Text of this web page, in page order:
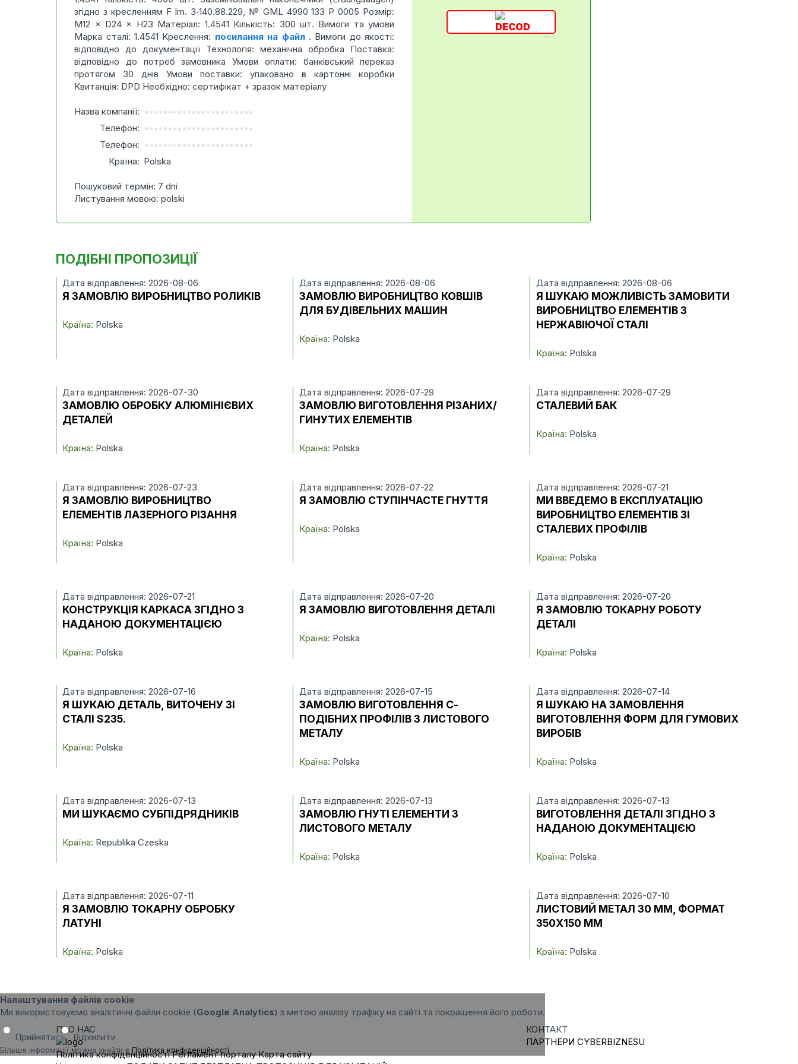
згідно з кресленням F lm. 3‑140.88.229, № GML 4990 133 P 0005 Розмір:
M12 × D24 × H23 Матеріал: 1.4541 Кількість: 300 шт. Вимоги та умови
Марка сталі: 1.4541 Креслення: посилання на файл. Вимоги до якості:
відповідно до документації Технологія: механічна обробка Поставка:
відповідно до потреб замовника Умови оплати: банківський переказ
протягом 30 днів Умови поставки: упаковано в картонні коробки
Квитанція: DPD Необхідно: сертифікат + зразок матеріалу
Назва компанії: ***********************
Телефон: ***********************
Телефон: ***********************
Країна: Polska
Пошуковий термін: 7 dni
Листування мовою: polski
ПОДІБНІ ПРОПОЗИЦІЇ
Дата відправлення: 2026-08-06
Я ЗАМОВЛЮ ВИРОБНИЦТВО РОЛИКІВ
Країна: Polska
Дата відправлення: 2026-08-06
ЗАМОВЛЮ ВИРОБНИЦТВО КОВШІВ
ДЛЯ БУДІВЕЛЬНИХ МАШИН
Країна: Polska
Дата відправлення: 2026-08-06
Я ШУКАЮ МОЖЛИВІСТЬ ЗАМОВИТИ
ВИРОБНИЦТВО ЕЛЕМЕНТІВ З
НЕРЖАВІЮЧОЇ СТАЛІ
Країна: Polska
Дата відправлення: 2026-07-30
ЗАМОВЛЮ ОБРОБКУ АЛЮМІНІЄВИХ
ДЕТАЛЕЙ
Країна: Polska
Дата відправлення: 2026-07-29
ЗАМОВЛЮ ВИГОТОВЛЕННЯ РІЗАНИХ/
ГИНУТИХ ЕЛЕМЕНТІВ
Країна: Polska
Дата відправлення: 2026-07-29
СТАЛЕВИЙ БАК
Країна: Polska
Дата відправлення: 2026-07-23
Я ЗАМОВЛЮ ВИРОБНИЦТВО
ЕЛЕМЕНТІВ ЛАЗЕРНОГО РІЗАННЯ
Країна: Polska
Дата відправлення: 2026-07-22
Я ЗАМОВЛЮ СТУПІНЧАСТЕ ГНУТТЯ
Країна: Polska
Дата відправлення: 2026-07-21
МИ ВВЕДЕМО В ЕКСПЛУАТАЦІЮ
ВИРОБНИЦТВО ЕЛЕМЕНТІВ ЗІ
СТАЛЕВИХ ПРОФІЛІВ
Країна: Polska
Дата відправлення: 2026-07-21
КОНСТРУКЦІЯ КАРКАСА ЗГІДНО З
НАДАНОЮ ДОКУМЕНТАЦІЄЮ
Країна: Polska
Дата відправлення: 2026-07-20
Я ЗАМОВЛЮ ВИГОТОВЛЕННЯ ДЕТАЛІ
Країна: Polska
Дата відправлення: 2026-07-20
Я ЗАМОВЛЮ ТОКАРНУ РОБОТУ
ДЕТАЛІ
Країна: Polska
Дата відправлення: 2026-07-16
Я ШУКАЮ ДЕТАЛЬ, ВИТОЧЕНУ ЗІ
СТАЛІ S235.
Країна: Polska
Дата відправлення: 2026-07-15
ЗАМОВЛЮ ВИГОТОВЛЕННЯ С-
ПОДІБНИХ ПРОФІЛІВ З ЛИСТОВОГО
МЕТАЛУ
Країна: Polska
Дата відправлення: 2026-07-14
Я ШУКАЮ НА ЗАМОВЛЕННЯ
ВИГОТОВЛЕННЯ ФОРМ ДЛЯ ГУМОВИХ
ВИРОБІВ
Країна: Polska
Дата відправлення: 2026-07-13
МИ ШУКАЄМО СУБПІДРЯДНИКІВ
Країна: Republika Czeska
Дата відправлення: 2026-07-13
ЗАМОВЛЮ ГНУТІ ЕЛЕМЕНТИ З
ЛИСТОВОГО МЕТАЛУ
Країна: Polska
Дата відправлення: 2026-07-13
ВИГОТОВЛЕННЯ ДЕТАЛІ ЗГІДНО З
НАДАНОЮ ДОКУМЕНТАЦІЄЮ
Країна: Polska
Дата відправлення: 2026-07-11
Я ЗАМОВЛЮ ТОКАРНУ ОБРОБКУ
ЛАТУНІ
Країна: Polska
Дата відправлення: 2026-07-10
ЛИСТОВИЙ МЕТАЛ 30 ММ, ФОРМАТ
350X150 ММ
Країна: Polska
Налаштування файлів cookie
Ми використовуємо аналітичні файли cookie (Google Analytics) з метою аналізу трафіку на сайті та покращення його роботи.
Прийняти Відхилити
Більше інформації можна знайти в Політика конфіденційності.
ПРО НАС
Політика конфіденційності Регламент порталу Карта сайту
КОНТАКТ
ПАРТНЕРИ CYBERBIZNESU